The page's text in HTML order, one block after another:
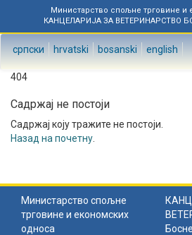
Министарство спољне трговине и
КАНЦЕЛАРИЈА ЗА ВЕТЕРИНАРСТВО
српски hrvatski bosanski english
404
Садржај не постоји
Садржај коју тражите не постоји.
Назад на почетну
Министарство спољне
трговине и економских
односа